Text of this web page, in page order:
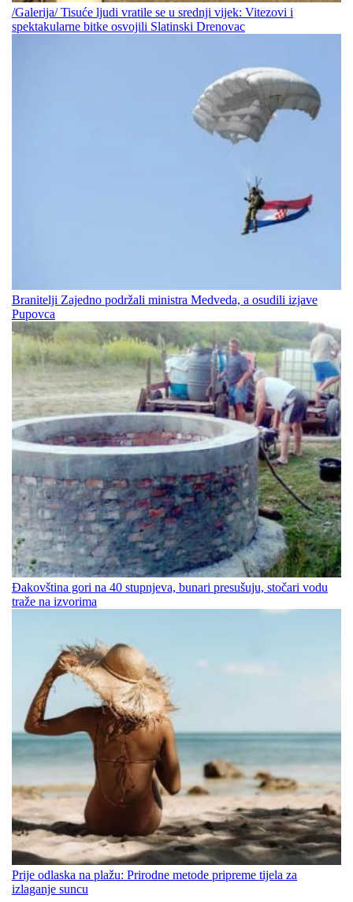
/Galerija/ Tisuće ljudi vratile se u srednji vijek: Vitezovi i
spektakularne bitke osvojili Slatinski Drenovac
Branitelji Zajedno podržali ministra Medveda, a osudili izjave
Pupovca
Đakovština gori na 40 stupnjeva, bunari presušuju, stočari vodu
traže na izvorima
Prije odlaska na plažu: Prirodne metode pripreme tijela za
izlaganje suncu